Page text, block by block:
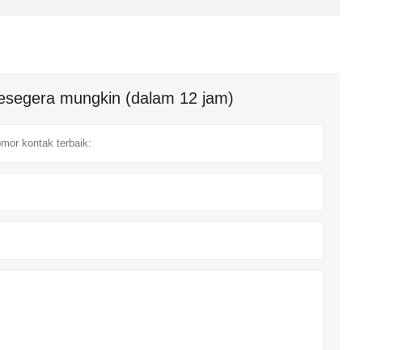
mungkin (dalam 12 jam)